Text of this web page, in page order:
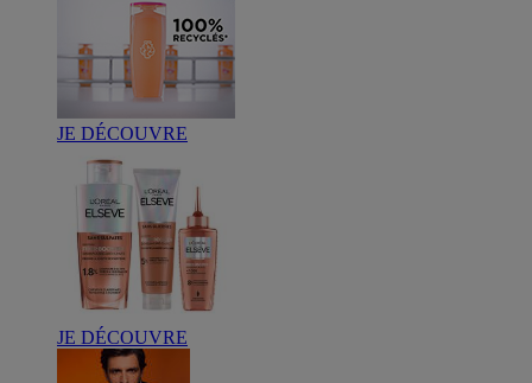
JE DÉCOUVRE
JE DÉCOUVRE